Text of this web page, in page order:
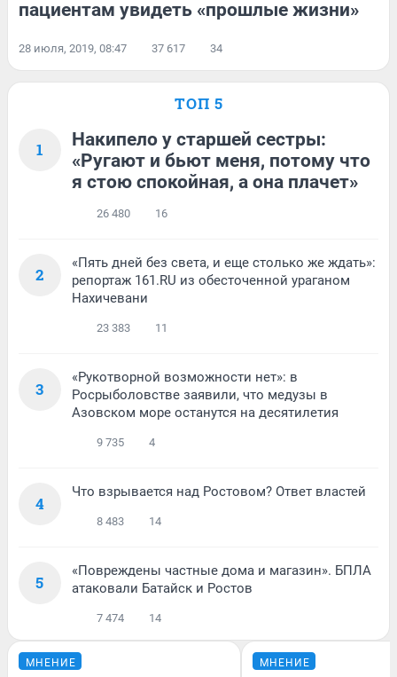
пациентам увидеть «прошлые жизни»
28 июля, 2019, 08:47 37 617 34
ТОП 5
1
Накипело у старшей сестры:
«Ругают и бьют меня, потому что
я стою спокойная, а она плачет»
26 480 16
2
«Пять дней без света, и еще столько же ждать»:
репортаж 161.RU из обесточенной ураганом
Нахичевани
23 383 11
3
«Рукотворной возможности нет»: в
Росрыболовстве заявили, что медузы в
Азовском море останутся на десятилетия
9 735 4
4
Что взрывается над Ростовом? Ответ властей
8 483 14
5
«Повреждены частные дома и магазин». БПЛА
атаковали Батайск и Ростов
7 474 14
МНЕНИЕ МНЕНИЕ